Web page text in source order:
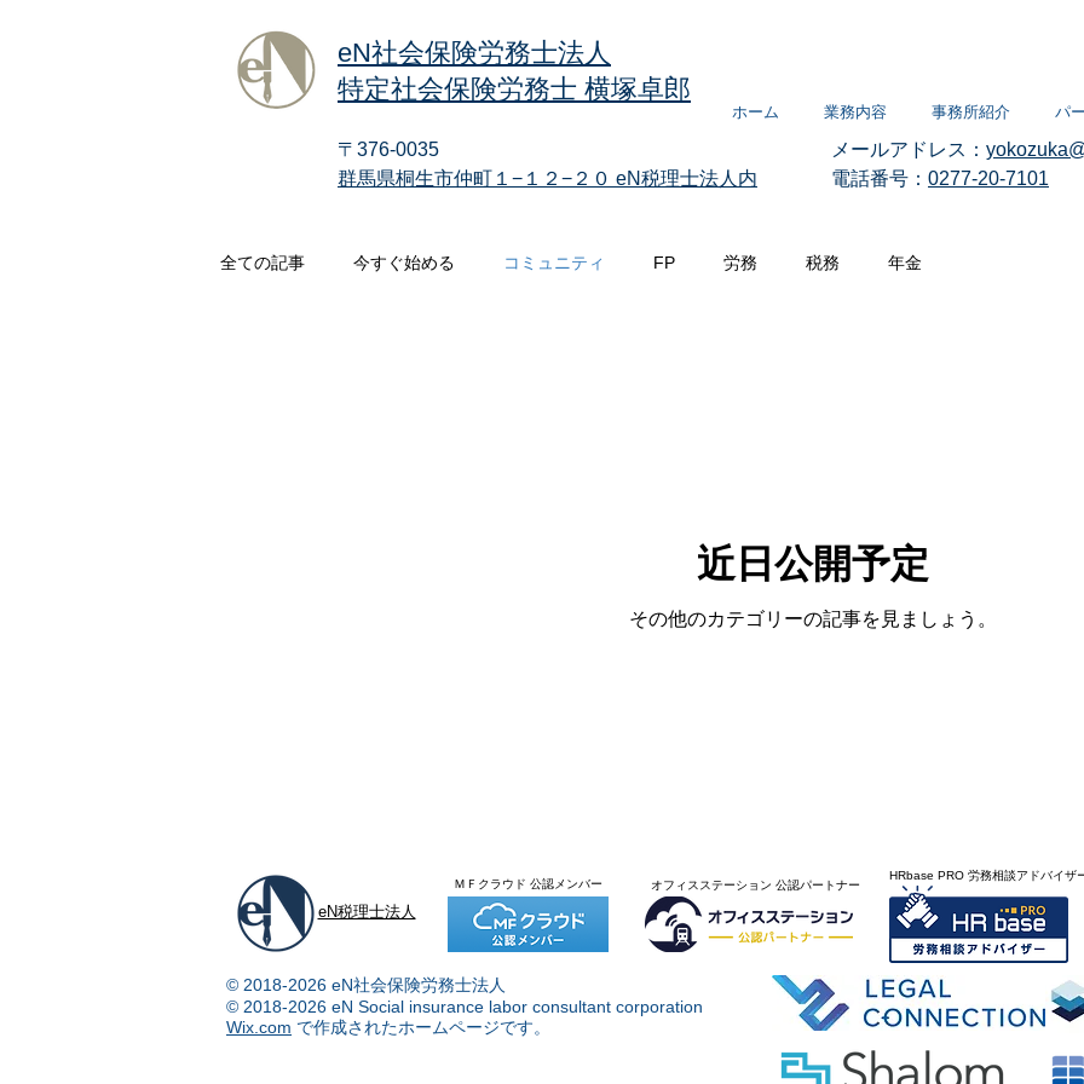
eN社会保険労務士法人
特定社会保険労務士 横塚卓郎
ホーム 業務内容 事務所紹介 パ
〒376-0035
群馬県桐生市仲町１−１２−２０ eN税理士法人内
メールアドレス：
電話番号： 0277-20-7101
全ての記事 今すぐ始める コミュニティ FP 労務 税務 年金
近日公開予定
その他のカテゴリーの記事を見ましょう。
eN税理士法人
ＭＦクラウド 公認メンバー ​オフィスステーション 公認パートナー
HRbase PRO 労務相談アドバイザ
© 2018-2026 eN社会保険労務士法人
© 2018-2026 eN Social insurance labor consultant corporation
Wix.com で作成されたホームページです。​​​​